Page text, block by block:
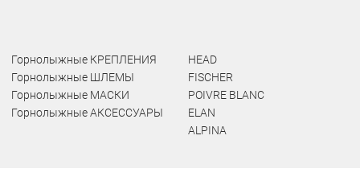
Горнолыжные КРЕПЛЕНИЯ
Горнолыжные ШЛЕМЫ
Горнолыжные МАСКИ
Горнолыжные АКСЕССУАРЫ
HEAD
FISCHER
POIVRE BLANC
ELAN
ALPINA